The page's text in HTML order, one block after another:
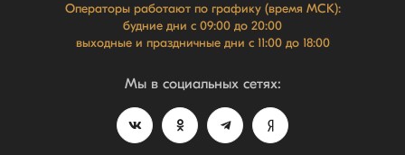
Операторы работают по графику (время МСК):
будние дни с 09:00 до 20:00
выходные и праздничные дни с 11:00 до 18:00
Мы в социальных сетях: